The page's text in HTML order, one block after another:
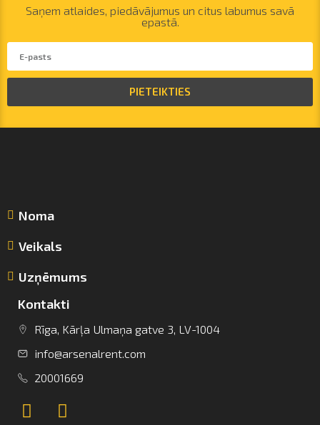
info@arsenalrent.com
+37120001669
Saņem atlaides, piedāvājumus un citus labumus savā
epastā.
PIETEIKTIES
Noma
Veikals
Uzņēmums
Kontakti
Rīga, Kārļa Ulmaņa gatve 3, LV-1004
info@arsenalrent.com
20001669